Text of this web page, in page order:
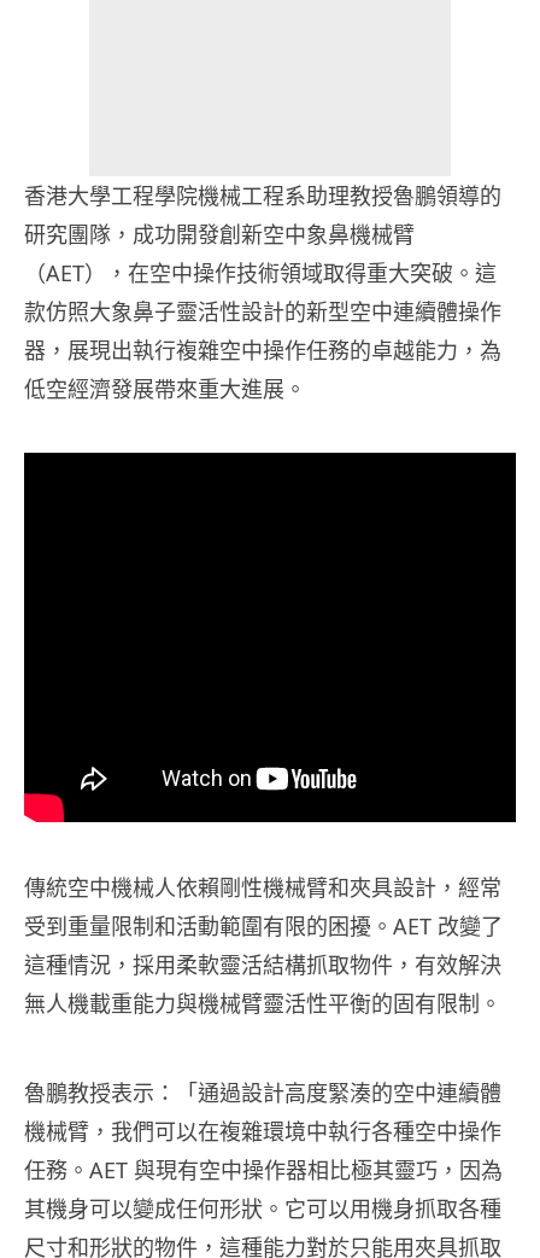
香港大學工程學院機械工程系助理教授魯鵬領導的
研究團隊，成功開發創新空中象鼻機械臂
（AET），在空中操作技術領域取得重大突破。這
款仿照大象鼻子靈活性設計的新型空中連續體操作
器，展現出執行複雜空中操作任務的卓越能力，為
低空經濟發展帶來重大進展。
傳統空中機械人依賴剛性機械臂和夾具設計，經常
受到重量限制和活動範圍有限的困擾。AET 改變了
這種情況，採用柔軟靈活結構抓取物件，有效解決
無人機載重能力與機械臂靈活性平衡的固有限制。
魯鵬教授表示：「通過設計高度緊湊的空中連續體
機械臂，我們可以在複雜環境中執行各種空中操作
任務。AET 與現有空中操作器相比極其靈巧，因為
其機身可以變成任何形狀。它可以用機身抓取各種
尺寸和形狀的物件，這種能力對於只能用夾具抓取